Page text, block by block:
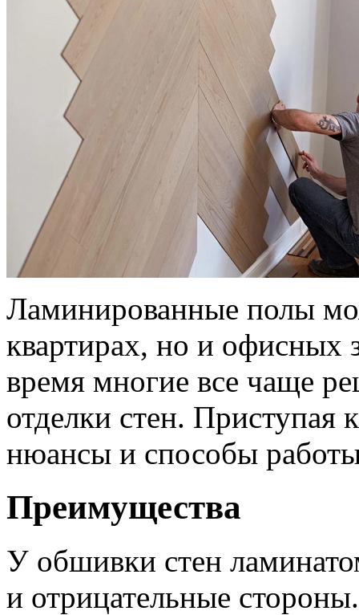
Ламинированные полы
квартирах, но и офисных
время многие все чаще
отделки стен. Приступая
нюансы и способы
Преимущества
У обшивки стен
и отрицательные